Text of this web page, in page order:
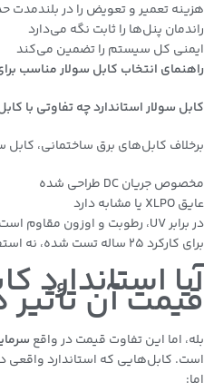
هزینه تعمیر و تعویض را در
راندمان پنل‌ها را ثابت نگه می‌دارد
ایمنی کل سیستم را تضمین می‌کند
راهنمای انتخاب کابل سولار مناسب
کابل سولار استاندارد چه تفاوتی با
برخلاف کابل‌های برق ساختمانی، کابل
مخصوص جریان DC طراحی شده
عایق XLPO یا مشابه دارد
در برابر UV، رطوبت و اوزون مقاوم است
برای کارکرد ۲۵ ساله تست شده، نه استفاده کوتاه‌مدت
آیا استاندارد
قیمت آن تأثیر
بله، اما این تفاوت قیمت در واقع
است. کابل‌هایی که استاندارد واقعی
اما: